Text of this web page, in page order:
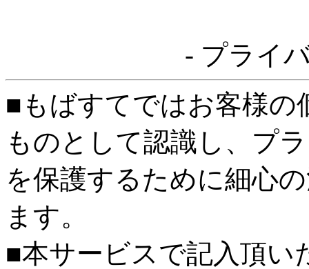
- プライ
■もばすてではお客様の
ものとして認識し、プ
を保護するために細心
ます。
■本サービスで記入頂い